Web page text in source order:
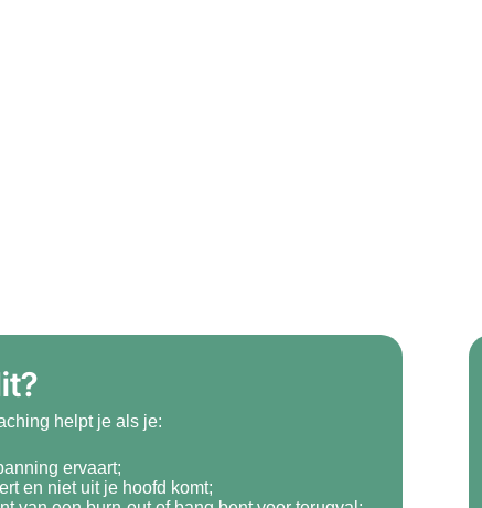
helpt je als je:
ervaart;
en niet uit je hoofd komt;